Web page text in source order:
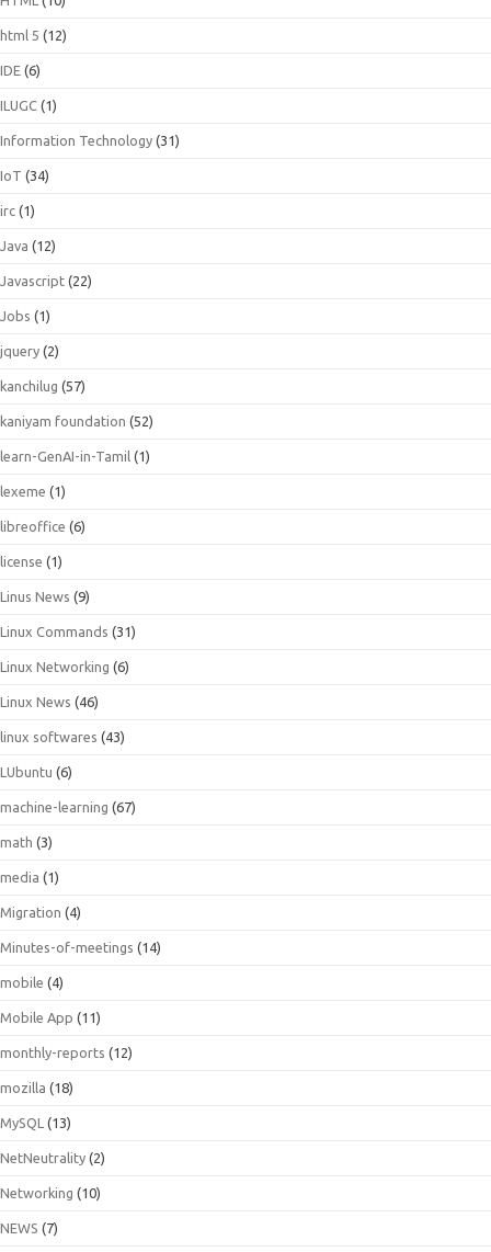
html 5 (12)
IDE (6)
ILUGC (1)
Information Technology (31)
IoT (34)
irc (1)
Java (12)
Javascript (22)
Jobs (1)
jquery (2)
kanchilug (57)
kaniyam foundation (52)
learn-GenAI-in-Tamil (1)
lexeme (1)
libreoffice (6)
license (1)
Linus News (9)
Linux Commands (31)
Linux Networking (6)
Linux News (46)
linux softwares (43)
LUbuntu (6)
machine-learning (67)
math (3)
media (1)
Migration (4)
Minutes-of-meetings (14)
mobile (4)
Mobile App (11)
monthly-reports (12)
mozilla (18)
MySQL (13)
NetNeutrality (2)
Networking (10)
NEWS (7)